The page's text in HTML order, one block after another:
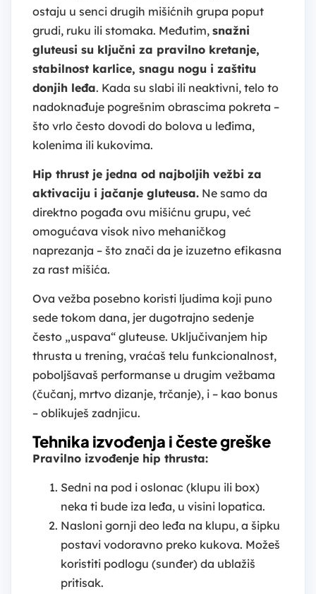
ostaju u senci drugih mišićnih grupa poput
grudi, ruku ili stomaka. Međutim, snažni
gluteusi su ključni za pravilno kretanje,
stabilnost karlice, snagu nogu i zaštitu
donjih leđa. Kada su slabi ili neaktivni, telo to
nadoknađuje pogrešnim obrascima pokreta –
što vrlo često dovodi do bolova u leđima,
kolenima ili kukovima.
Hip thrust je jedna od najboljih vežbi za
aktivaciju i jačanje gluteusa. Ne samo da
direktno pogađa ovu mišićnu grupu, već
omogućava visok nivo mehaničkog
naprezanja – što znači da je izuzetno efikasna
za rast mišića.
Ova vežba posebno koristi ljudima koji puno
sede tokom dana, jer dugotrajno sedenje
često „uspava“ gluteuse. Uključivanjem hip
thrusta u trening, vraćaš telu funkcionalnost,
poboljšavaš performanse u drugim vežbama
(čučanj, mrtvo dizanje, trčanje), i – kao bonus
– oblikuješ zadnjicu.
Tehnika izvođenja i česte greške
Pravilno izvođenje hip thrusta:
Sedni na pod i oslonac (klupu ili box)
neka ti bude iza leđa, u visini lopatica.
Nasloni gornji deo leđa na klupu, a šipku
postavi vodoravno preko kukova. Možeš
koristiti podlogu (sunđer) da ublažiš
pritisak.